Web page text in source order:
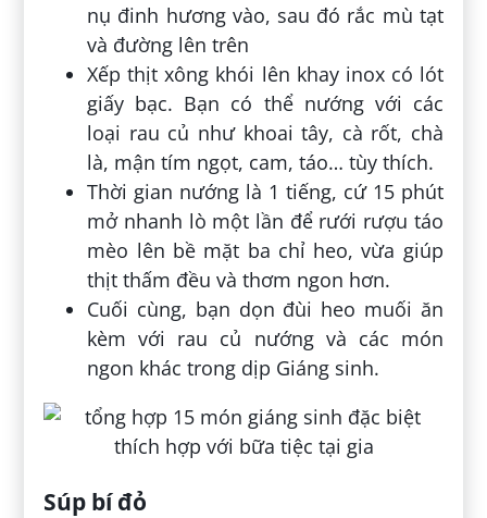
nụ đinh hương vào, sau đó rắc mù tạt
và đường lên trên
Xếp thịt xông khói lên khay inox có lót
giấy bạc. Bạn có thể nướng với các
loại rau củ như khoai tây, cà rốt, chà
là, mận tím ngọt, cam, táo… tùy thích.
Thời gian nướng là 1 tiếng, cứ 15 phút
mở nhanh lò một lần để rưới rượu táo
mèo lên bề mặt ba chỉ heo, vừa giúp
thịt thấm đều và thơm ngon hơn.
Cuối cùng, bạn dọn đùi heo muối ăn
kèm với rau củ nướng và các món
ngon khác trong dịp Giáng sinh.
Súp bí đỏ